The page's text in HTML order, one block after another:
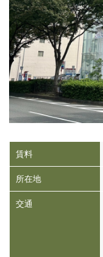
賃料
所在地
交通